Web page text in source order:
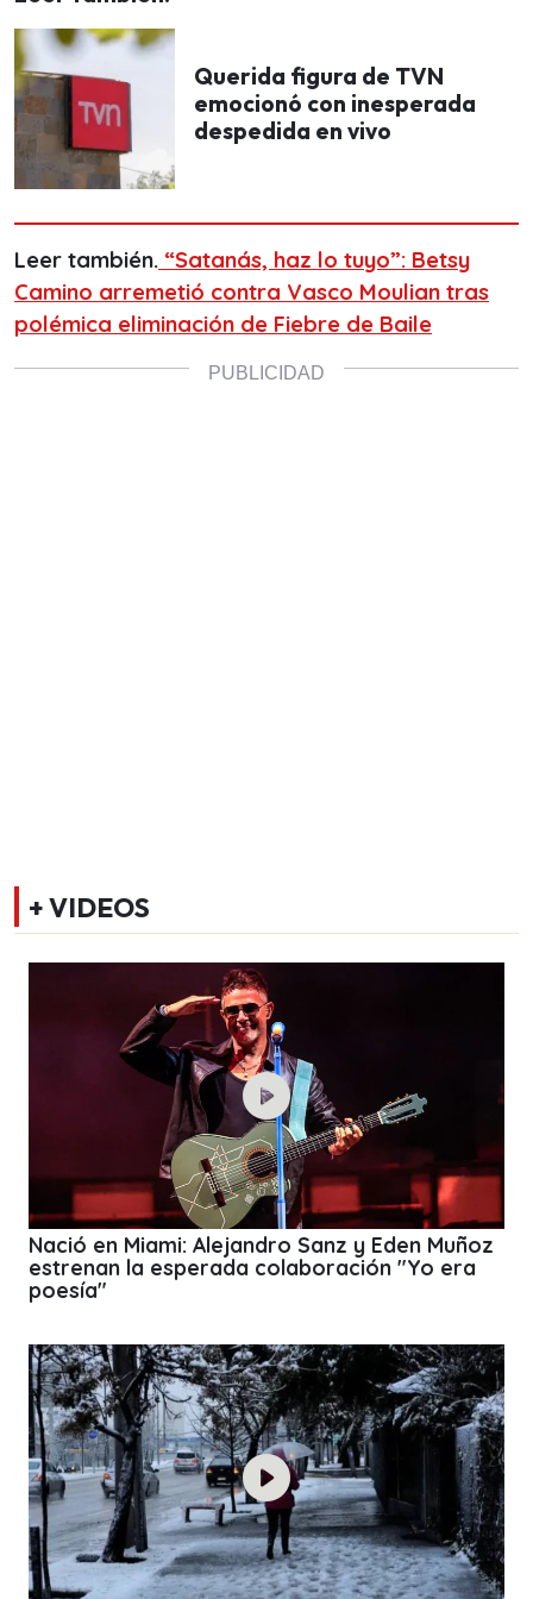
Querida figura de TVN
emocionó con inesperada
despedida en vivo
Leer también. “Satanás, haz lo tuyo”: Betsy
Camino arremetió contra Vasco Moulian tras
polémica eliminación de Fiebre de Baile
+ VIDEOS
Nació en Miami: Alejandro Sanz y Eden Muñoz
estrenan la esperada colaboración "Yo era
poesía"